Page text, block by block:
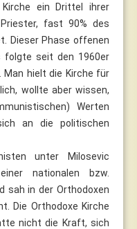
ein Drittel ihrer
fast 90% des
Dieser Phase offenen
folgte seit den 1960er
Man hielt die Kirche für
wollte aber wissen,
Werten
an die politischen
unter Milosevic
nationalen bzw.
sah in der Orthodoxen
Die Orthodoxe Kirche
nicht die Kraft, sich